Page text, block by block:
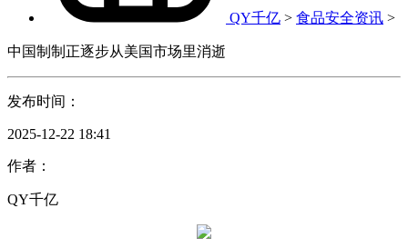
QY千亿 > 食品安全资讯 >
中国制制正逐步从美国市场里消逝
发布时间：
2025-12-22 18:41
作者：
QY千亿